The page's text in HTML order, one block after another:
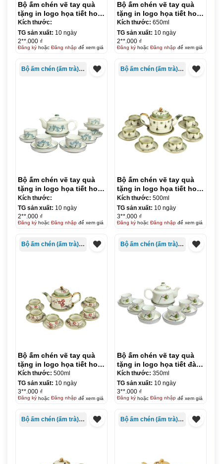
Bộ ấm chén vẽ tay quà
tặng in logo họa tiết hoa
sen xanh dáng cổ vịt
650ml KQ-ACVT03
Kích thước:
TG sản xuất: 10 ngày
2**.000 ₫
Đăng kýhoặc Đăng nhậpđể xem giá
Bộ ấm chén vẽ tay quà
tặng in logo họa tiết hoa
sen xanh dáng bưởi lửa
650ml KQ-ACVT04
Kích thước: 650ml
TG sản xuất: 10 ngày
2**.000 ₫
Đăng kýhoặc Đăng nhậpđể xem giá
Bộ ấm chén (ấm trà) in logo
Bộ ấm chén vẽ tay quà
tặng in logo họa tiết hoa
sen xanh dáng vai vuông
KQ-ACVT05
Kích thước:
TG sản xuất: 10 ngày
2**.000 ₫
Đăng kýhoặc Đăng nhậpđể xem giá
Bộ ấm chén (ấm trà) in logo
Bộ ấm chén vẽ tay quà
tặng in logo họa tiết hoa
rơi 500ml KQ-ACVT06
Kích thước: 500ml
TG sản xuất: 10 ngày
3**.000 ₫
Đăng kýhoặc Đăng nhậpđể xem giá
Bộ ấm chén (ấm trà) in logo
Bộ ấm chén vẽ tay quà
tặng in logo họa tiết hoa
đào đỏ 500ml KQ-ACVT07
Kích thước: 500ml
TG sản xuất: 10 ngày
3**.000 ₫
Đăng kýhoặc Đăng nhậpđể xem giá
Bộ ấm chén (ấm trà) in logo
Bộ ấm chén vẽ tay quà
tặng in logo họa tiết đài
sen 350ml KQ-ACVT08
Kích thước: 350ml
TG sản xuất: 10 ngày
3**.000 ₫
Đăng kýhoặc Đăng nhậpđể xem giá
Bộ ấm chén (ấm trà) in logo Bộ ấm chén (ấm trà) in logo